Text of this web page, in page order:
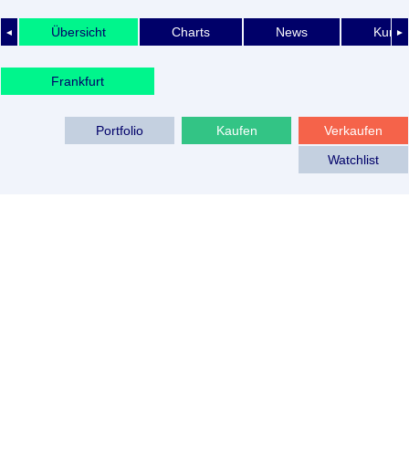
◄ ►
Übersicht Charts News
Frankfurt
Verkaufen
Kaufen
Portfolio
Watchlist